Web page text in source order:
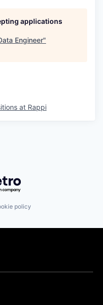
applications
Engineer"
at Rappi
Getro.com
policy